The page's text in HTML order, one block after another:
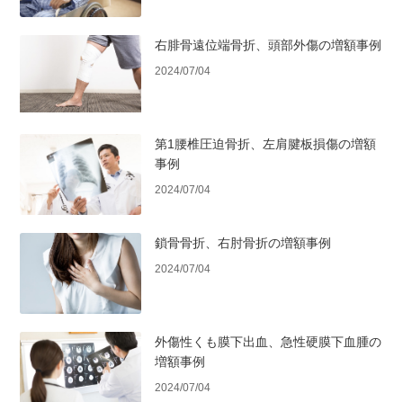
右腓骨遠位端骨折、頭部外傷の増額事例
2024/07/04
第1腰椎圧迫骨折、左肩腱板損傷の増額
事例
2024/07/04
鎖骨骨折、右肘骨折の増額事例
2024/07/04
外傷性くも膜下出血、急性硬膜下血腫の
増額事例
2024/07/04